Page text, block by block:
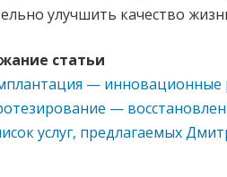
улучшить качество
статьи
— инновационные
—
услуг, предлагаемых